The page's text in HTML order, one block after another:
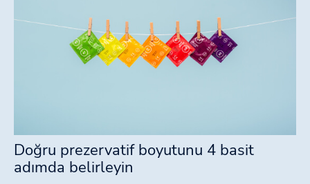
Doğru prezervatif boyutunu 4 basit
adımda belirleyin